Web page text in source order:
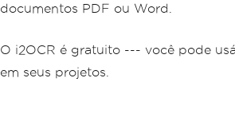
documentos PDF ou Word.
O i2OCR é gratuito --- você pode
em seus projetos.